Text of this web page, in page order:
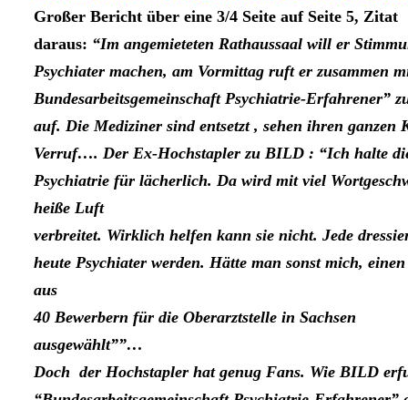
Großer Bericht über eine 3/4 Seite auf Seite 5, Zitat
daraus: “Im angemieteten Rathaussaal will er
Psychiater machen, am Vormittag ruft er zusammen
Bundesarbeitsgemeinschaft Psychiatrie-Erfahrener”
auf. Die Mediziner sind entsetzt , sehen ihren ganzen
Verruf…. Der Ex-Hochstapler zu BILD : “Ich halte
Psychiatrie für lächerlich. Da wird mit viel
heiße Luft
verbreitet. Wirklich helfen kann sie nicht. Jede
heute Psychiater werden. Hätte man sonst mich,
aus
40 Bewerbern für die Oberarztstelle in Sachsen
ausgewählt””…
Doch der Hochstapler hat genug Fans. Wie BILD